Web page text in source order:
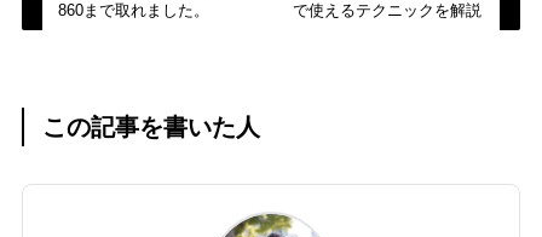
860まで取れました。
で使えるテクニックを解説
この記事を書いた人